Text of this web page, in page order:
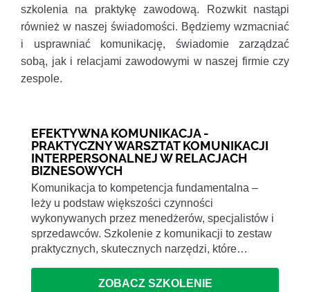
szkolenia na praktykę zawodową. Rozwkit nastąpi
również w naszej świadomości. Będziemy wzmacniać
i usprawniać komunikację, świadomie zarządzać
sobą, jak i relacjami zawodowymi w naszej firmie czy
zespole.
EFEKTYWNA KOMUNIKACJA -
PRAKTYCZNY WARSZTAT KOMUNIKACJI
INTERPERSONALNEJ W RELACJACH
BIZNESOWYCH
Komunikacja to kompetencja fundamentalna –
leży u podstaw większości czynności
wykonywanych przez menedżerów, specjalistów i
sprzedawców. Szkolenie z komunikacji to zestaw
praktycznych, skutecznych narzędzi, które…
ZOBACZ SZKOLENIE